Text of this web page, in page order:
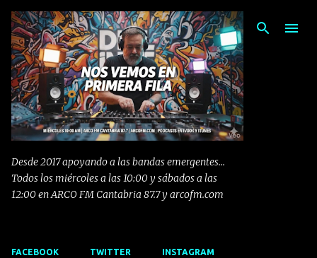
Ir al contenido principal
Desde 2017 apoyando a las bandas emergentes...
Todos los miércoles a las 10:00 y sábados a las
12:00 en ARCO FM Cantabria 87.7 y arcofm.com
FACEBOOK TWITTER INSTAGRAM